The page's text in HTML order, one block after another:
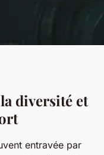
de la
dans
diversité et
entravée par